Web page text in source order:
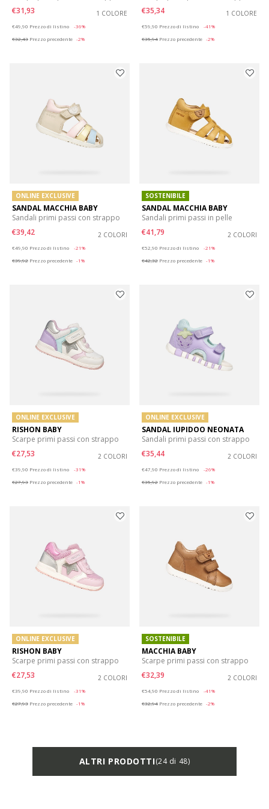
€31,93
1 COLORE
€49,90 Prezzo di listino
-36%
€32,43 Prezzo precedente -2%
€35,34
1 COLORE
€59,90 Prezzo di listino
-41%
€35,94 Prezzo precedente -2%
ONLINE EXCLUSIVE
SANDAL MACCHIA BABY
Sandali primi passi con strappo
€39,42
2 COLORI
€49,90 Prezzo di listino
-21%
€39,92 Prezzo precedente -1%
SOSTENIBILE
SANDAL MACCHIA BABY
Sandali primi passi in pelle
€41,79
2 COLORI
€52,90 Prezzo di listino
-21%
€42,32 Prezzo precedente -1%
ONLINE EXCLUSIVE
RISHON BABY
Scarpe primi passi con strappo
€27,53
2 COLORI
€39,90 Prezzo di listino
-31%
€27,93 Prezzo precedente -1%
ONLINE EXCLUSIVE
SANDAL IUPIDOO NEONATA
Sandali primi passi con strappo
€35,44
2 COLORI
€47,90 Prezzo di listino
-26%
€35,92 Prezzo precedente -1%
ONLINE EXCLUSIVE
RISHON BABY
Scarpe primi passi con strappo
€27,53
2 COLORI
€39,90 Prezzo di listino
-31%
€27,93 Prezzo precedente -1%
SOSTENIBILE
MACCHIA BABY
Scarpe primi passi con strappo
€32,39
2 COLORI
€54,90 Prezzo di listino
-41%
€32,94 Prezzo precedente -2%
ALTRI PRODOTTI(24 di 48)